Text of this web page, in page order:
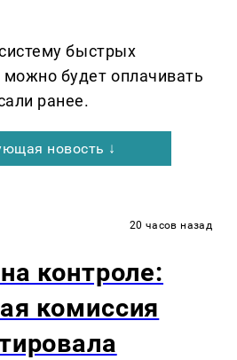
быстрых
будет оплачивать
ранее.
новость ↓
20 часов назад
контроле:
комиссия